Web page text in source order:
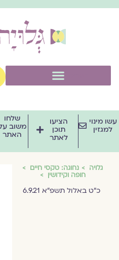
מינוי
למגזין
הציעו
תוכן
לאתר
שלחו
משוב על
האתר
גלויה נחוגה: טקסי חיים
חופה וקידושין
כ״ט באלול תשפ״א 6.9.21